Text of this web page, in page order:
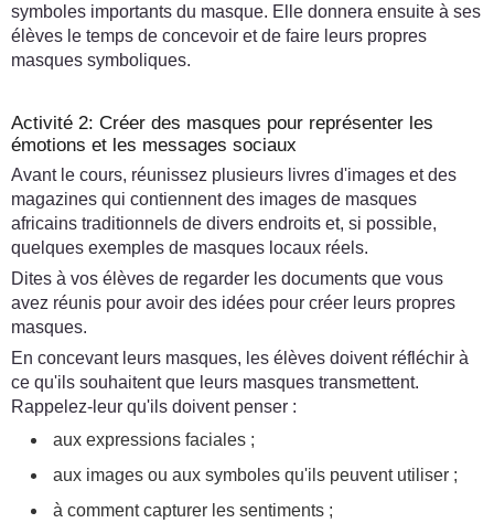
symboles importants du masque. Elle donnera ensuite à ses
élèves le temps de concevoir et de faire leurs propres
masques symboliques.
Activité 2: Créer des masques pour représenter les
émotions et les messages sociaux
Avant le cours, réunissez plusieurs livres d'images et des
magazines qui contiennent des images de masques
africains traditionnels de divers endroits et, si possible,
quelques exemples de masques locaux réels.
Dites à vos élèves de regarder les documents que vous
avez réunis pour avoir des idées pour créer leurs propres
masques.
En concevant leurs masques, les élèves doivent réfléchir à
ce qu'ils souhaitent que leurs masques transmettent.
Rappelez-leur qu'ils doivent penser :
aux expressions faciales ;
aux images ou aux symboles qu'ils peuvent utiliser ;
à comment capturer les sentiments ;